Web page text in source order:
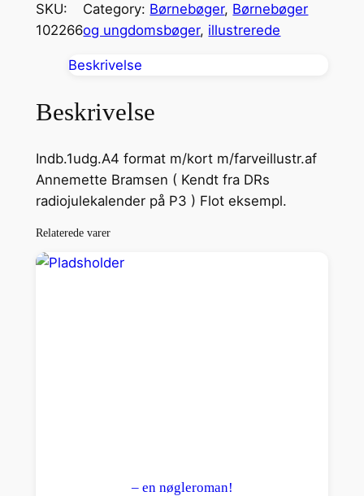
i
n
o
n
s
l
SKU:
102266
Category: Børnebøger, Børnebøger
og ungdomsbøger, illustrerede
Beskrivelse
Beskrivelse
Indb.1udg.A4 format m/kort m/farveillustr.af
Annemette Bramsen ( Kendt fra DRs
radiojulekalender på P3 ) Flot eksempl.
Relaterede varer
– en nøgleroman!